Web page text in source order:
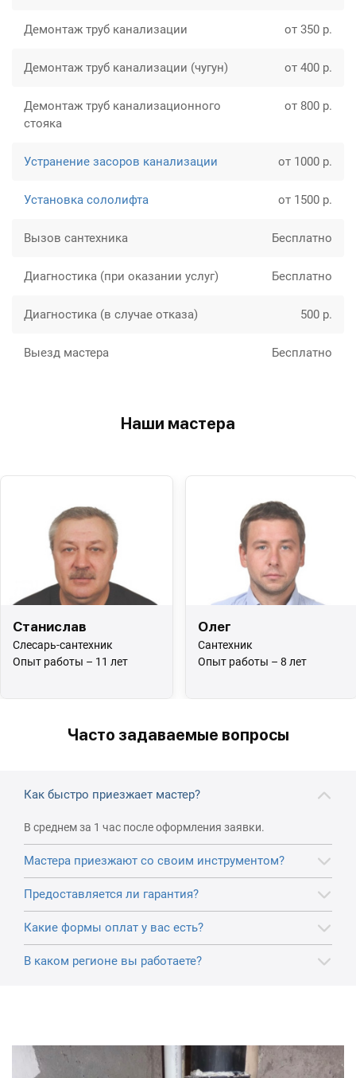
Демонтаж труб канализации от 350 р.
Демонтаж труб канализации (чугун) от 400 р.
Демонтаж труб канализационного
cтояка
от 800 р.
Устранение засоров канализации от 1000 р.
Установка сололифта от 1500 р.
Вызов сантехника Бесплатно
Диагностика (при оказании услуг) Бесплатно
Диагностика (в случае отказа) 500 р.
Выезд мастера Бесплатно
Наши мастера
Станислав
Слесарь-сантехник
Опыт работы – 11 лет
Олег
Сантехник
Опыт работы – 8 лет
Часто задаваемые вопросы
Как быстро приезжает мастер?
В среднем за 1 час после оформления заявки.
Мастера приезжают со своим инструментом?
Предоставляется ли гарантия?
Какие формы оплат у вас есть?
В каком регионе вы работаете?